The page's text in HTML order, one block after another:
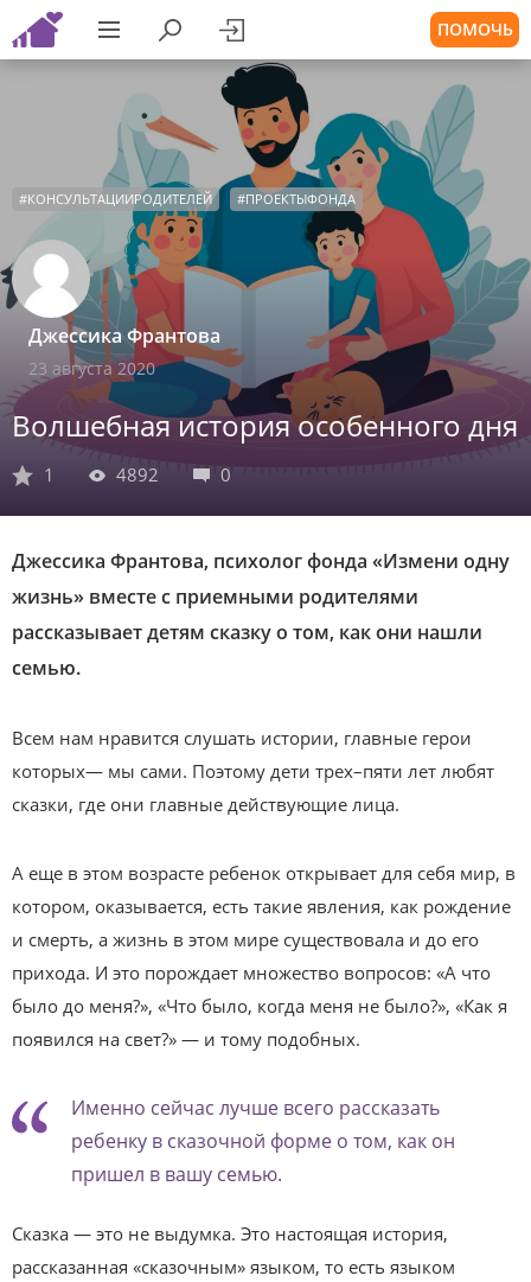
ПОМОЧЬ
#КОНСУЛЬТАЦИИРОДИТЕЛЕЙ #ПРОЕКТЫФОНДА
Джессика Франтова
23 августа 2020
Волшебная история особенного дня
1 4892 0
Джессика Франтова, психолог фонда «Измени одну
жизнь» вместе с приемными родителями
рассказывает детям сказку о том, как они нашли
семью.
Всем нам нравится слушать истории, главные герои
которых— мы сами. Поэтому дети трех–пяти лет любят
сказки, где они главные действующие лица.
А еще в этом возрасте ребенок открывает для себя мир, в
котором, оказывается, есть такие явления, как рождение
и смерть, а жизнь в этом мире существовала и до его
прихода. И это порождает множество вопросов: «А что
было до меня?», «Что было, когда меня не было?», «Как я
появился на свет?» — и тому подобных.
Именно сейчас лучше всего рассказать
ребенку в сказочной форме о том, как он
пришел в вашу семью.
Сказка — это не выдумка. Это настоящая история,
рассказанная «сказочным» языком, то есть языком